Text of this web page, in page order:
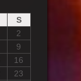
S
2
9
16
23